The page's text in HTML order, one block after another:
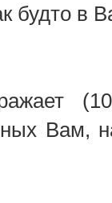
будто в
Вам,